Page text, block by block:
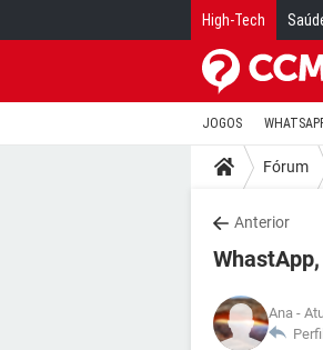
High-Tech
JOGOS
Fórum
Anterior
Ana -